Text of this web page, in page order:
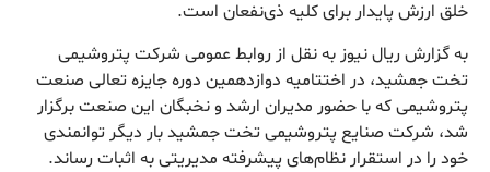
خلق ارزش پایدار برای کلیه ذی‌نفعان است.
به گزارش ریال نیوز به نقل از روابط عمومی شرکت پتروشیمی
تخت جمشید، در اختتامیه دوازدهمین دوره جایزه تعالی صنعت
پتروشیمی که با حضور مدیران ارشد و نخبگان این صنعت برگزار
شد، شرکت صنایع پتروشیمی تخت جمشید بار دیگر توانمندی
خود را در استقرار نظام‌های پیشرفته مدیریتی به اثبات رساند.